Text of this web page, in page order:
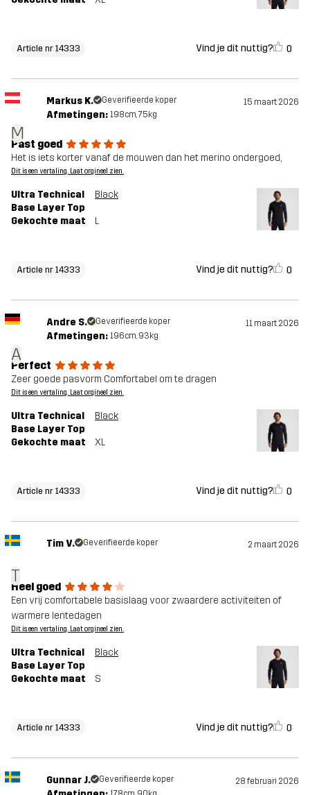
Article nr 14333 Vind je dit nuttig? 0
M
Markus K. Geverifieerde koper 15 maart 2026
Afmetingen: 198cm, 75kg
Past goed
Het is iets korter vanaf de mouwen dan het merino ondergoed,
Dit is een vertaling. Laat orgineel zien.
Ultra Technical
Base Layer Top
Black
Gekochte maat L
Article nr 14333 Vind je dit nuttig? 0
A
Andre S. Geverifieerde koper 11 maart 2026
Afmetingen: 196cm, 93kg
Perfect
Zeer goede pasvorm Comfortabel om te dragen
Dit is een vertaling. Laat orgineel zien.
Ultra Technical
Base Layer Top
Black
Gekochte maat XL
Article nr 14333 Vind je dit nuttig? 0
T
Tim V. Geverifieerde koper 2 maart 2026
Heel goed
Een vrij comfortabele basislaag voor zwaardere activiteiten of
warmere lentedagen
Dit is een vertaling. Laat orgineel zien.
Ultra Technical
Base Layer Top
Black
Gekochte maat S
Article nr 14333 Vind je dit nuttig? 0
Gunnar J. Geverifieerde koper 28 februari 2026